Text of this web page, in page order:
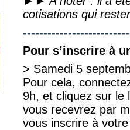
cotisations qui
Pour s’inscrire à
> Samedi 5
Pour cela,
9h, et cliquez sur le
vous recevrez par
vous inscrire à